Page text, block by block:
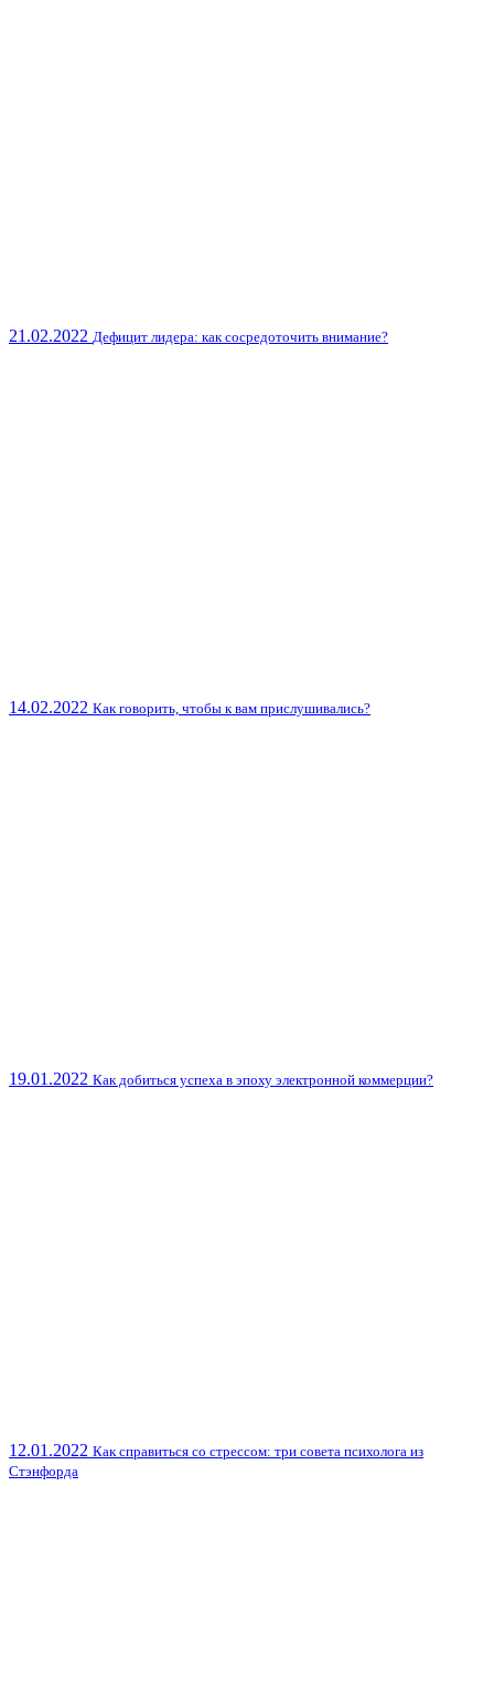
21.02.2022 Дефицит лидера: как сосредоточить внимание?
14.02.2022 Как говорить, чтобы к вам прислушивались?
19.01.2022 Как добиться успеха в эпоху электронной коммерции?
12.01.2022 Как справиться со стрессом: три совета психолога из
Стэнфорда